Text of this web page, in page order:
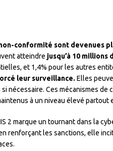
conformité sont devenues
atteindre jusqu’à 10 millions
et 1,4% pour les autres
leur surveillance. Elles
nécessaire. Ces mécanismes de
à un niveau élevé partout
2 marque un tournant dans la
renforçant les sanctions, elle